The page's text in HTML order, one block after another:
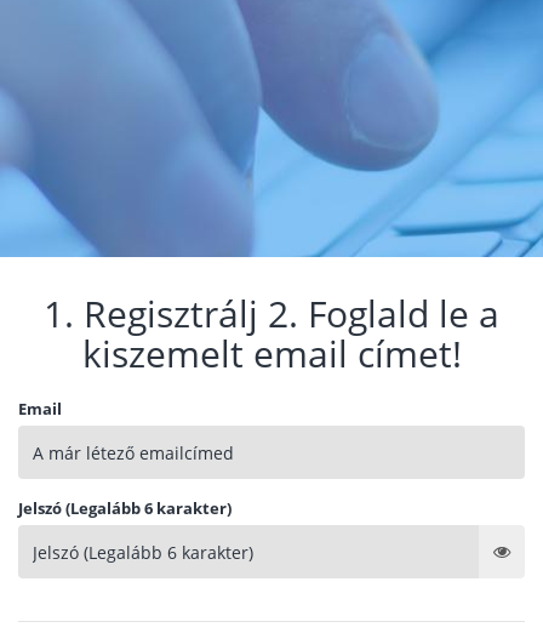
1. Regisztrálj 2. Foglald le a
kiszemelt email címet!
Email
Jelszó (Legalább 6 karakter)